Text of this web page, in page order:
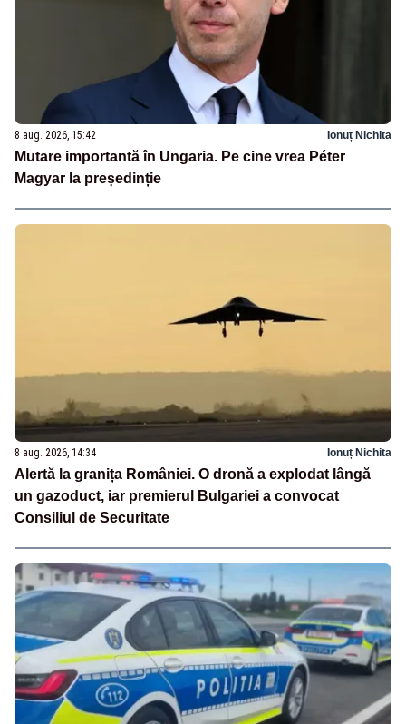
8 aug. 2026, 15:42 Ionuț Nichita
Mutare importantă în Ungaria. Pe cine vrea Péter
Magyar la președinție
8 aug. 2026, 14:34 Ionuț Nichita
Alertă la granița României. O dronă a explodat lângă
un gazoduct, iar premierul Bulgariei a convocat
Consiliul de Securitate